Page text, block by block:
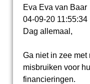
Eva Eva van Baar
04-09-20 11:55:34
Dag allemaal,
Ga niet in zee
misbruiken voor
financieringen.